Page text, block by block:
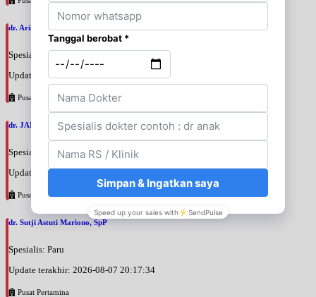
dr. Arini Purwono, SpP
Spesialis: Paru
Update terakhir: 2026-08-07 20:25:58
Pusat Pertamina
dr. JANUAR HABIBI, SpP
Spesialis: Paru
Update terakhir: 2026-08-07 20:23:50
Pusat Pertamina
dr. Sutji Astuti Mariono, SpP
Spesialis: Paru
Update terakhir: 2026-08-07 20:17:34
Pusat Pertamina